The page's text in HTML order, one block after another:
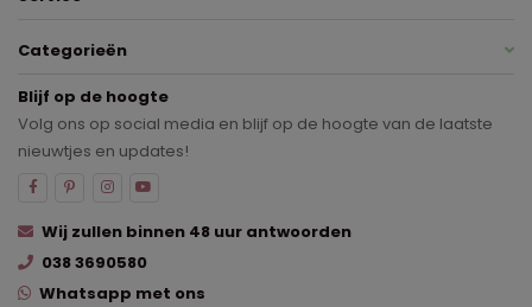
Categorieën
Blijf op de hoogte
Volg ons op social media en blijf op de hoogte van de laatste
nieuwtjes en updates!
Wij zullen binnen 48 uur antwoorden
038 3690580
Whatsapp met ons